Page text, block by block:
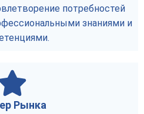
потребностей
знаниями и
Рынка